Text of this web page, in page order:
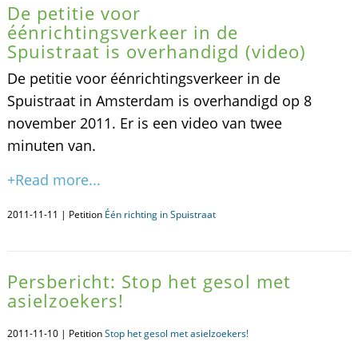
De petitie voor
éénrichtingsverkeer in de
Spuistraat is overhandigd (video)
De petitie voor éénrichtingsverkeer in de
Spuistraat in Amsterdam is overhandigd op 8
november 2011. Er is een video van twee
minuten van.
+Read more...
2011-11-11 | Petition Één richting in Spuistraat
Persbericht: Stop het gesol met
asielzoekers!
2011-11-10 | PetitionStop het gesol met asielzoekers!